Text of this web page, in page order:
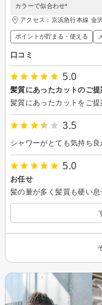
カラーで似合わせ*
アクセス：京浜急行本線 金
ポイントが貯まる・使える
口コミ
5.0
髪質にあったカットのご提
3.5
5.0
お任せ